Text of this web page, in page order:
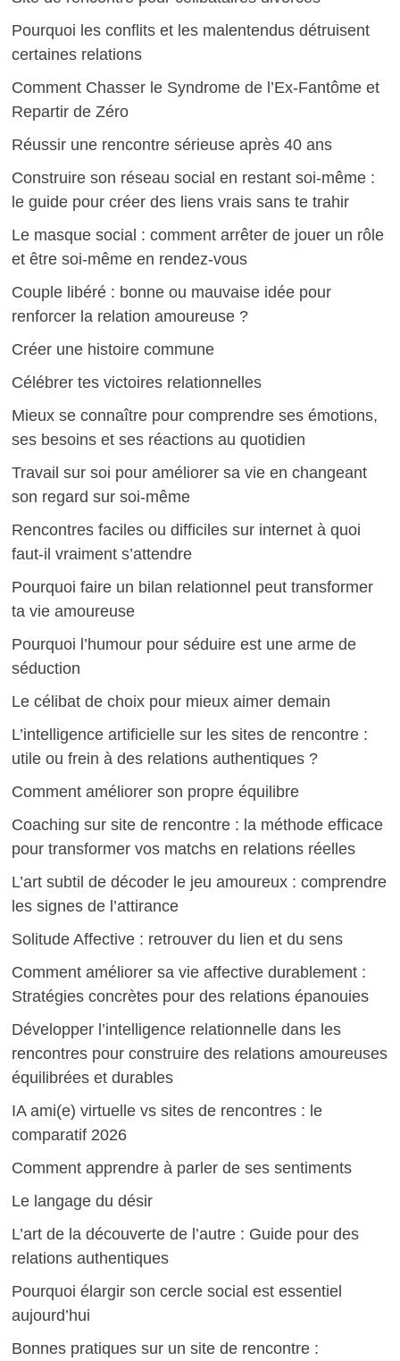
Pourquoi les conflits et les malentendus détruisent
certaines relations
Comment Chasser le Syndrome de l’Ex-Fantôme et
Repartir de Zéro
Réussir une rencontre sérieuse après 40 ans
Construire son réseau social en restant soi-même :
le guide pour créer des liens vrais sans te trahir
Le masque social : comment arrêter de jouer un rôle
et être soi-même en rendez-vous
Couple libéré : bonne ou mauvaise idée pour
renforcer la relation amoureuse ?
Créer une histoire commune
Célébrer tes victoires relationnelles
Mieux se connaître pour comprendre ses émotions,
ses besoins et ses réactions au quotidien
Travail sur soi pour améliorer sa vie en changeant
son regard sur soi-même
Rencontres faciles ou difficiles sur internet à quoi
faut-il vraiment s’attendre
Pourquoi faire un bilan relationnel peut transformer
ta vie amoureuse
Pourquoi l’humour pour séduire est une arme de
séduction
Le célibat de choix pour mieux aimer demain
L’intelligence artificielle sur les sites de rencontre :
utile ou frein à des relations authentiques ?
Comment améliorer son propre équilibre
Coaching sur site de rencontre : la méthode efficace
pour transformer vos matchs en relations réelles
L’art subtil de décoder le jeu amoureux : comprendre
les signes de l’attirance
Solitude Affective : retrouver du lien et du sens
Comment améliorer sa vie affective durablement :
Stratégies concrètes pour des relations épanouies
Développer l’intelligence relationnelle dans les
rencontres pour construire des relations amoureuses
équilibrées et durables
IA ami(e) virtuelle vs sites de rencontres : le
comparatif 2026
Comment apprendre à parler de ses sentiments
Le langage du désir
L’art de la découverte de l’autre : Guide pour des
relations authentiques
Pourquoi élargir son cercle social est essentiel
aujourd’hui
Bonnes pratiques sur un site de rencontre :